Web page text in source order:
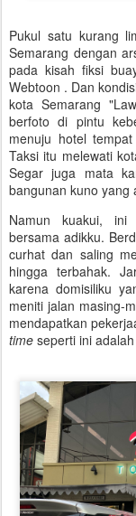
Pukul satu kurang
Semarang dengan
pada kisah fiksi
Webtoon . Dan
kota Semarang
berfoto di pintu
menuju hotel
Taksi itu melewati
Segar juga mata
bangunan kuno yang
Namun kuakui, ini
bersama adikku.
curhat dan saling
hingga terbahak.
karena domisiliku
meniti jalan masing-
mendapatkan
time seperti ini